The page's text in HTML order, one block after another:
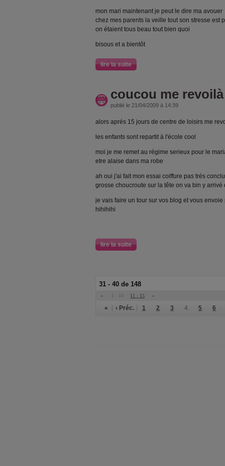
mon mari maintenant je peut le dire ma
chez mes parents la veille tout son stresse est
on étaient tous beau tout bien quoi
bisous et a bientôt
lire la suite
coucou me revoilà
publié le 21/04/2009 à 14:39
alors aprés 15 jours de centre de loisirs me
les enfants sont repartit à l'école cool
moi je me remet au régime serieux pour le
etre alaise dans ma robe
ah oui j'ai fait mon essai coiffure pas trés
grosse choucroute sur la tête on va bin y arrivé
je vais faire un tour sur vos blog et vous
hihihihi
lire la suite
31 - 40 de 148
« 1 - 10 11 - 15 »
« ‹ Préc. 1 2 3 4 5 6